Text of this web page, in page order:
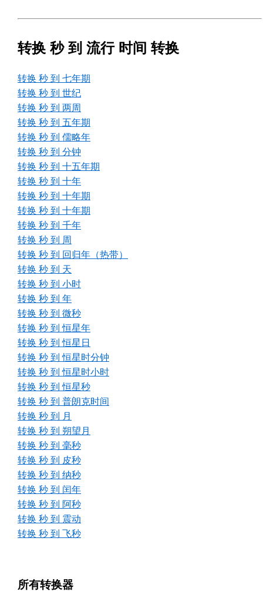
转换 秒 到 流行 时间 转换
转换 秒 到 七年期
转换 秒 到 世纪
转换 秒 到 两周
转换 秒 到 五年期
转换 秒 到 儒略年
转换 秒 到 分钟
转换 秒 到 十五年期
转换 秒 到 十年
转换 秒 到 十年期
转换 秒 到 十年期
转换 秒 到 千年
转换 秒 到 周
转换 秒 到 回归年（热带）
转换 秒 到 天
转换 秒 到 小时
转换 秒 到 年
转换 秒 到 微秒
转换 秒 到 恒星年
转换 秒 到 恒星日
转换 秒 到 恒星时分钟
转换 秒 到 恒星时小时
转换 秒 到 恒星秒
转换 秒 到 普朗克时间
转换 秒 到 月
转换 秒 到 朔望月
转换 秒 到 毫秒
转换 秒 到 皮秒
转换 秒 到 纳秒
转换 秒 到 闰年
转换 秒 到 阿秒
转换 秒 到 震动
转换 秒 到 飞秒
所有转换器